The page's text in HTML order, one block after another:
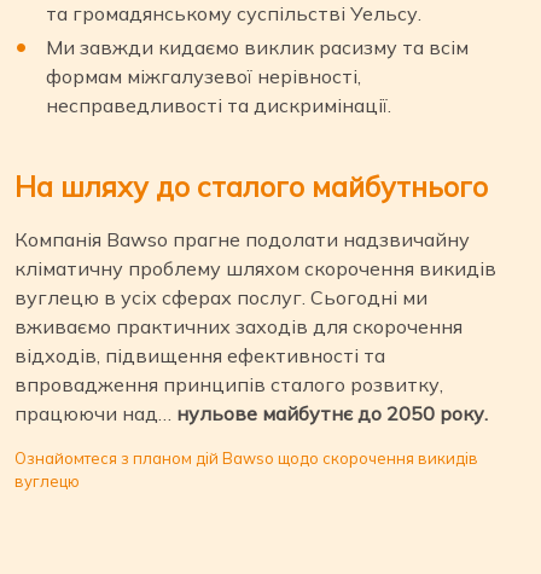
та громадянському суспільстві Уельсу.
Ми завжди кидаємо виклик расизму та всім
формам міжгалузевої нерівності,
несправедливості та дискримінації.
На шляху до сталого майбутнього
Компанія Bawso прагне подолати надзвичайну
кліматичну проблему шляхом скорочення викидів
вуглецю в усіх сферах послуг. Сьогодні ми
вживаємо практичних заходів для скорочення
відходів, підвищення ефективності та
впровадження принципів сталого розвитку,
працюючи над… нульове майбутнє до 2050 року.
Ознайомтеся з планом дій Bawso щодо скорочення викидів
вуглецю